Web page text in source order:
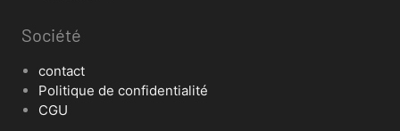
Société
contact
Politique de confidentialité
CGU